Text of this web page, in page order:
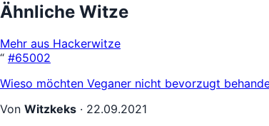
Ähnliche Witze
Mehr aus Hackerwitze
“ #65002
Wieso möchten Veganer nicht bevorzugt
Von Witzkeks · 22.09.2021